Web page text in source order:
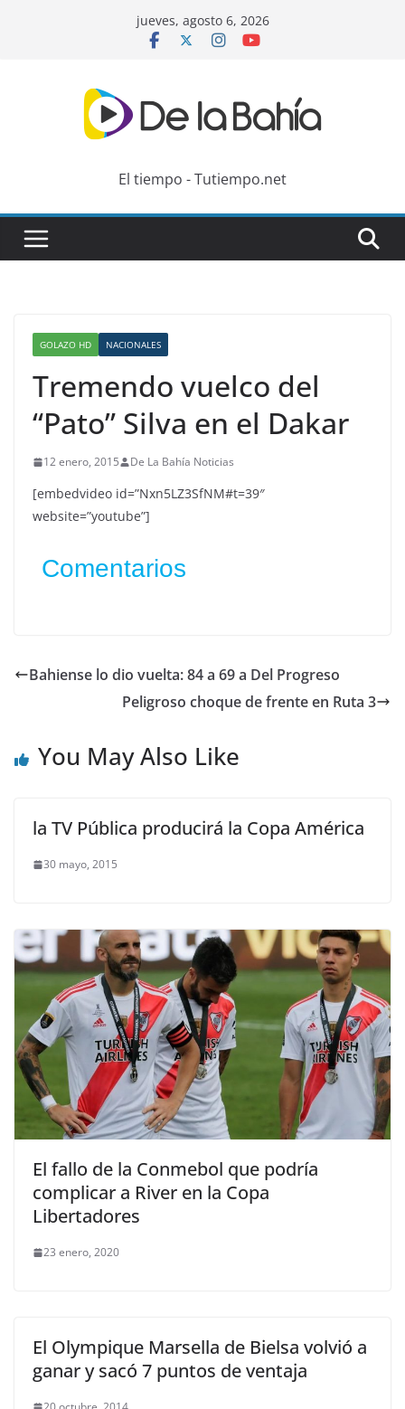
jueves, agosto 6, 2026
El tiempo - Tutiempo.net
GOLAZO HD NACIONALES
Tremendo vuelco del
“Pato” Silva en el Dakar
12 enero, 2015 De La Bahía Noticias
[embedvideo id=”Nxn5LZ3SfNM#t=39″
website=”youtube”]
Comentarios
Bahiense lo dio vuelta: 84 a 69 a Del Progreso
Peligroso choque de frente en Ruta 3
You May Also Like
la TV Pública producirá la Copa América
30 mayo, 2015
El fallo de la Conmebol que podría
complicar a River en la Copa
Libertadores
23 enero, 2020
El Olympique Marsella de Bielsa volvió a
ganar y sacó 7 puntos de ventaja